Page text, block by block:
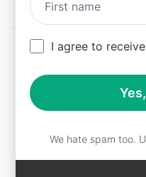
All logos, trademarks,
property of
AIPRM and other
I agree to
We hate spam too.